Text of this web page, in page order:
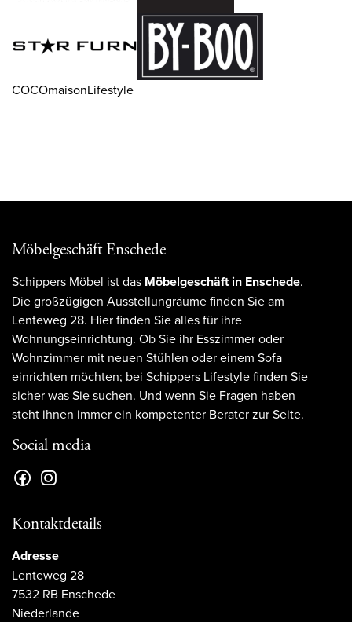
COCOmaisonLifestyle
Möbelgeschäft Enschede
Schippers Möbel ist das Möbelgeschäft in Enschede.
Die großzügigen Ausstellungräume finden Sie am
Lenteweg 28. Hier finden Sie alles für ihre
Wohnungseinrichtung. Ob Sie ihr Esszimmer oder
Wohnzimmer mit neuen Stühlen oder einem Sofa
einrichten möchten; bei Schippers Lifestyle finden Sie
sicher was Sie suchen. Und wenn Sie Fragen haben
steht ihnen immer ein kompetenter Berater zur Seite.
Social media
Kontaktdetails
Adresse
Lenteweg 28
7532 RB Enschede
Niederlande